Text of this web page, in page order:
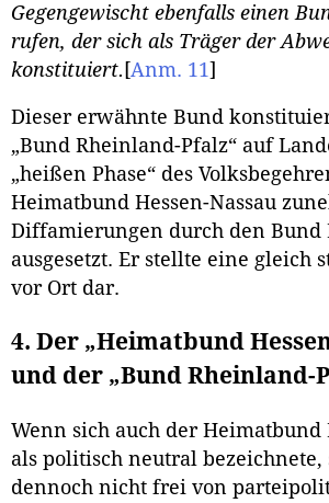
Gegengewischt ebenfalls einen
rufen, der sich als Träger der
konstituiert. [Anm. 11]
Dieser erwähnte Bund
„Bund Rheinland-Pfalz“ auf
„heißen Phase“ des
Heimatbund Hessen-Nassau
Diffamierungen durch den Bund
ausgesetzt. Er stellte eine gleich
vor Ort dar.
4. Der „Heimatbund
und der „Bund Rheinland-
Wenn sich auch der Heimatbund
als politisch neutral bezeichnete,
dennoch nicht frei von